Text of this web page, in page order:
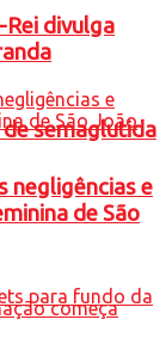
semaglutida
Rei divulga
negligências e
de São